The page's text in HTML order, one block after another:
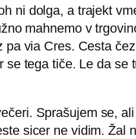
ni dolga, a trajekt
mahnemo v
pa via Cres. Cesta
se tega tiče. Le da
Sprašujem se,
sicer ne vidim. Žal